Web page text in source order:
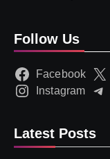
Follow Us
Facebook
Instagram
Latest Posts